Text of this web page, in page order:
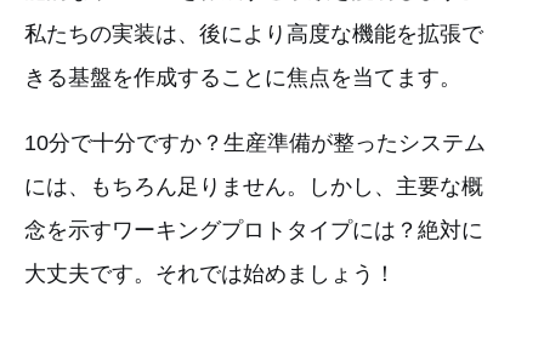
私たちの実装は、後により高度な機能を拡張で
きる基盤を作成することに焦点を当てます。
10分で十分ですか？生産準備が整ったシステム
には、もちろん足りません。しかし、主要な概
念を示すワーキングプロトタイプには？絶対に
大丈夫です。それでは始めましょう！